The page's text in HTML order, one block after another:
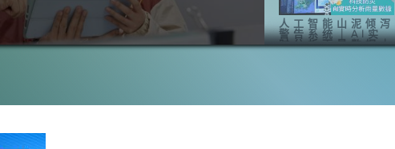
人工智能山泥倾泻
警告系统｜AI实
时分析雨量数据｜